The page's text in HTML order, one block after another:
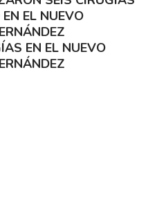
EL NUEVO
EN EL NUEVO